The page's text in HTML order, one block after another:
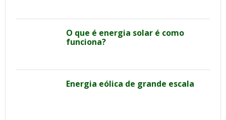
O que é energia solar é como
funciona?
Energia eólica de grande escala